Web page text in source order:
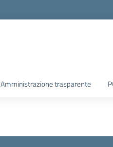
Amministrazione trasparente